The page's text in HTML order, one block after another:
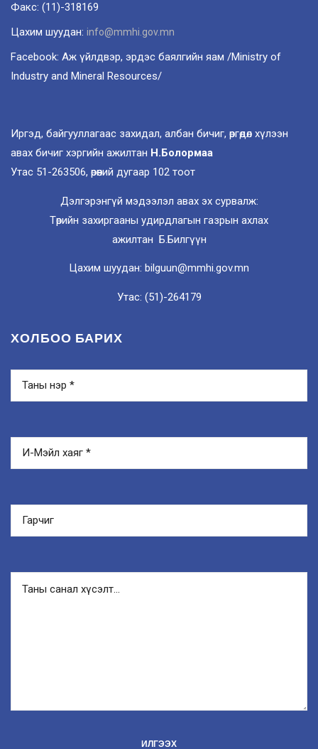
Факс: (11)-318169
Цахим шуудан: info@mmhi.gov.mn
Facebook: Аж үйлдвэр, эрдэс баялгийн яам /Ministry of
Industry and Mineral Resources/
Иргэд, байгууллагаас захидал, албан бичиг, өргөдөл хүлээн
авах бичиг хэргийн ажилтан Н.Болормаа
Утас 51-263506, өрөөний дугаар 102 тоот
Дэлгэрэнгүй мэдээлэл авах эх сурвалж:
Төрийн захиргааны удирдлагын газрын ахлах
ажилтан Б.Билгүүн
Цахим шуудан: bilguun@mmhi.gov.mn
Утас: (51)-264179
ХОЛБОО БАРИХ